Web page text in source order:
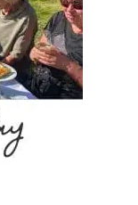
Dieses
Produkt